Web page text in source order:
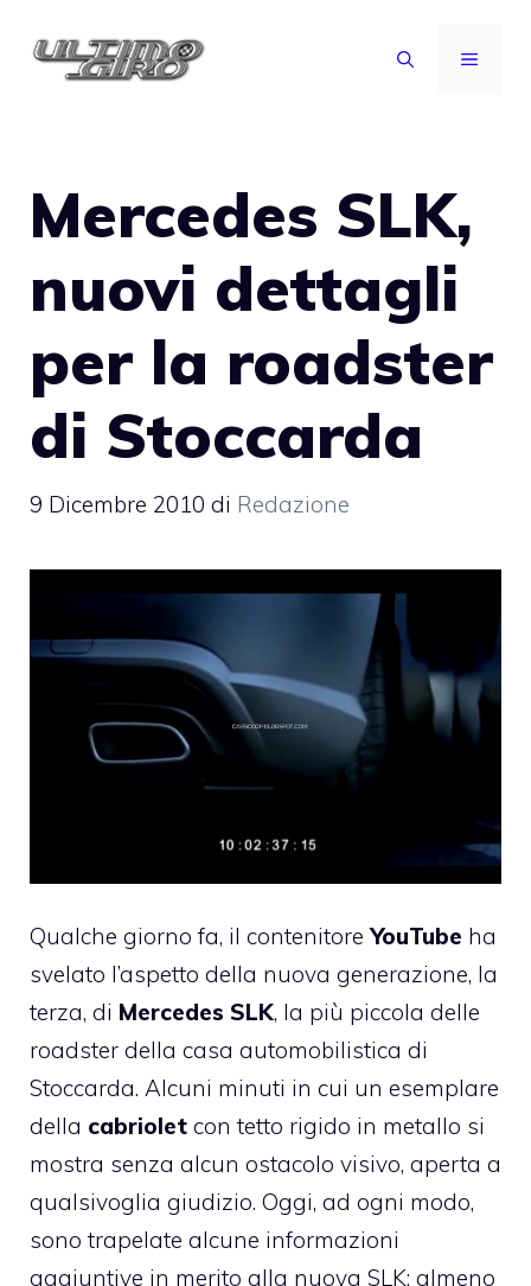
MENU
Mercedes SLK,
nuovi dettagli
per la roadster
di Stoccarda
9 Dicembre 2010 di Redazione
Qualche giorno fa, il contenitoreYouTube ha
svelato l’aspetto della nuova generazione, la
terza, di Mercedes SLK, la più piccola delle
roadster della casa automobilistica di
Stoccarda. Alcuni minuti in cui un esemplare
della cabriolet con tetto rigido in metallo si
mostra senza alcun ostacolo visivo, aperta a
qualsivoglia giudizio. Oggi, ad ogni modo,
sono trapelate alcune informazioni
aggiuntive in merito alla nuova SLK: almeno